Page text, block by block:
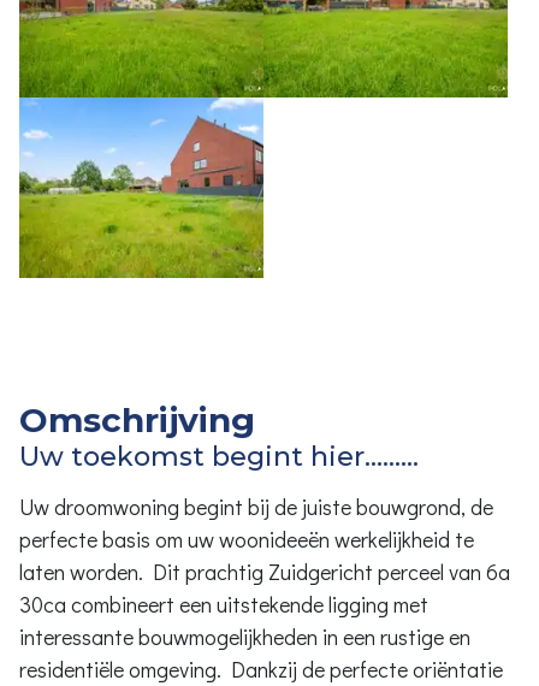
Omschrijving
Uw toekomst begint hier.........
Uw droomwoning begint bij de juiste bouwgrond, de
perfecte basis om uw woonideeën werkelijkheid te
laten worden. Dit prachtig Zuidgericht perceel van 6a
30ca combineert een uitstekende ligging met
interessante bouwmogelijkheden in een rustige en
residentiële omgeving. Dankzij de perfecte oriëntatie